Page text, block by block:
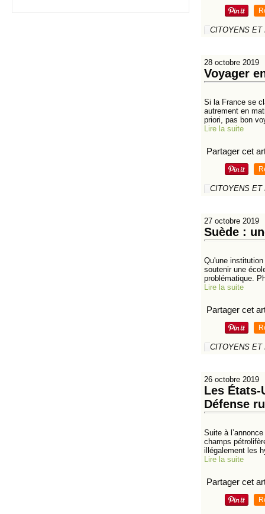
CITOYENS ET
28 octobre 2019
Voyager
Si la France se
autrement en
priori, pas bon
Lire la suite
Partager cet
CITOYENS ET
27 octobre 2019
Suède :
Qu'une
soutenir une
problématique.
Lire la suite
Partager cet
CITOYENS ET
26 octobre 2019
Les
Défense
Suite à
champs
illégalement les
Lire la suite
Partager cet